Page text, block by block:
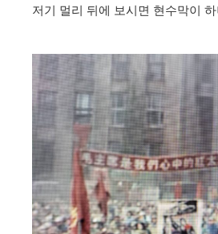
저기 멀리 뒤에 보시면 현수막이